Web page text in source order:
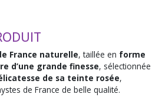
France naturelle, taillée en forme
d’une grande finesse, sélectionnée
de sa teinte rosée,
de France de belle qualité.